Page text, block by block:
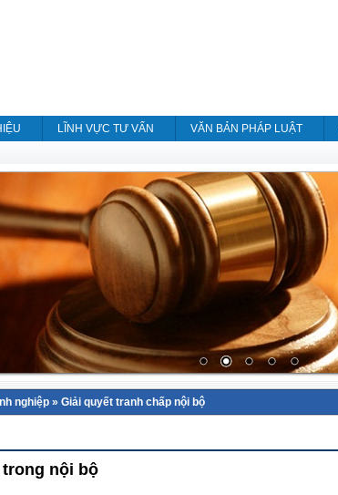
LĨNH VỰC TƯ VẤN VĂN BẢN PHÁP LUẬT
nghiệp » Giải quyết tranh chấp nội bộ
nội bộ